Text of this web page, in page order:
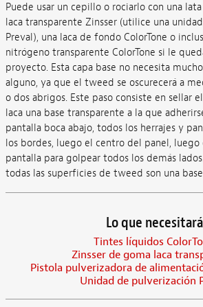
Puede usar un cepillo o rociarlo con una
laca transparente Zinsser (utilice una
Preval), una laca de fondo ColorTone o
nitrógeno transparente ColorTone si le
proyecto. Esta capa base no necesita
alguno, ya que el tweed se oscurecerá a
o dos abrigos. Este paso consiste en sellar
laca una base transparente a la que
pantalla boca abajo, todos los herrajes y
los bordes, luego el centro del panel, luego
pantalla para golpear todos los demás
todas las superficies de tweed son una
Lo que necesitará
Tintes líquidos
Zinsser de goma laca
Pistola pulverizadora de
Unidad de pulverización